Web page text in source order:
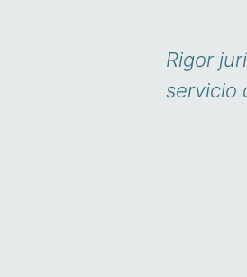
Rigor
servicio